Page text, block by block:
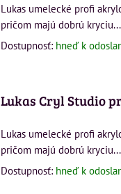
Lukas umelecké profi
pričom majú dobrú kryciu...
Dostupnosť: hneď k
Lukas Cryl Studio
Lukas umelecké profi
pričom majú dobrú kryciu...
Dostupnosť: hneď k